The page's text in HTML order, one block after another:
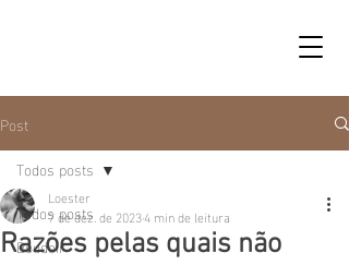
Post
Todos posts
Boudoir
Todos posts
Razões pelas quais não
Loester
7 de dez. de 20234 min de leitura